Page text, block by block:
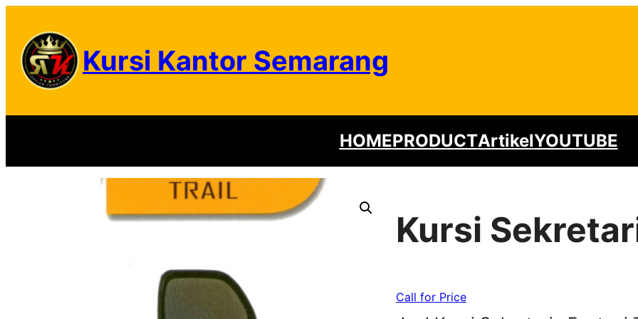
content
Kursi Kantor Semarang
HOMEPRODUCTArtikelYOUTUBE
Kursi
Call for Price